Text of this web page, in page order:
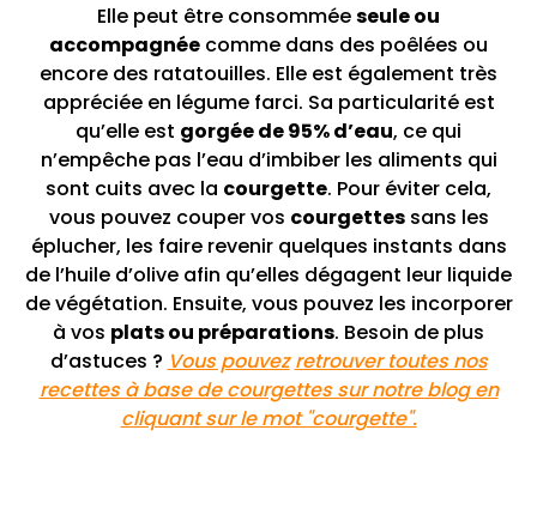
Elle peut être consomméeseule ou
accompagnée comme dans des poêlées ou
encore des ratatouilles. Elle est également très
appréciée en légume farci. Sa particularité est
qu’elle est gorgée de 95% d’eau, ce qui
n’empêche pas l’eau d’imbiber les aliments qui
sont cuits avec la courgette. Pour éviter cela,
vous pouvez couper vos courgettessans les
éplucher, les faire revenir quelques instants dans
de l’huile d’olive afin qu’elles dégagent leur liquide
de végétation. Ensuite, vous pouvez les incorporer
à vos plats ou préparations. Besoin de plus
d’astuces ? Vous pouvez retrouver toutes nos
recettes à base de courgettes sur notre blog en
cliquant sur le mot "courgette".